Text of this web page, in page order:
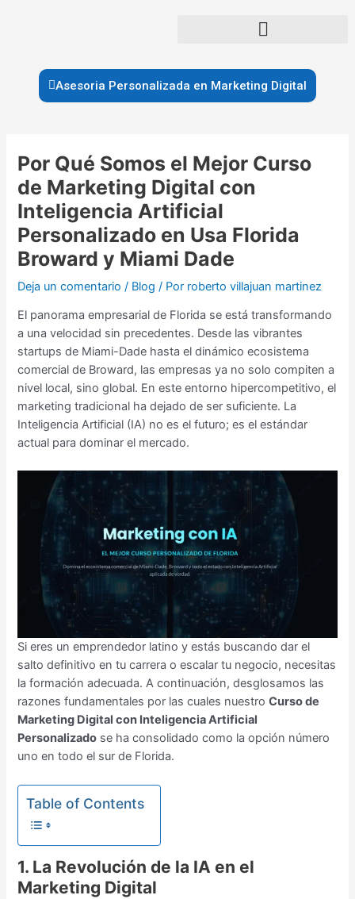
Asesoria Personalizada en Marketing Digital
Por Qué Somos el Mejor Curso
de Marketing Digital con
Inteligencia Artificial
Personalizado en Usa Florida
Broward y Miami Dade
Deja un comentario / Blog / Por roberto villajuan martinez
El panorama empresarial de Florida se está transformando
a una velocidad sin precedentes. Desde las vibrantes
startups de Miami-Dade hasta el dinámico ecosistema
comercial de Broward, las empresas ya no solo compiten a
nivel local, sino global. En este entorno hipercompetitivo, el
marketing tradicional ha dejado de ser suficiente. La
Inteligencia Artificial (IA) no es el futuro; es el estándar
actual para dominar el mercado.
Si eres un emprendedor latino y estás buscando dar el
salto definitivo en tu carrera o escalar tu negocio, necesitas
la formación adecuada. A continuación, desglosamos las
razones fundamentales por las cuales nuestroCurso de
Marketing Digital con Inteligencia Artificial
Personalizado se ha consolidado como la opción número
uno en todo el sur de Florida.
Table of Contents
1. La Revolución de la IA en el
Marketing Digital
entradas